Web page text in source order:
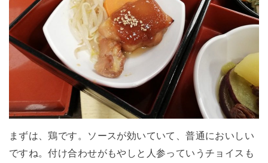
まずは、鶏です。ソースが効いていて、普通においしい
ですね。付け合わせがもやしと人参っていうチョイスも